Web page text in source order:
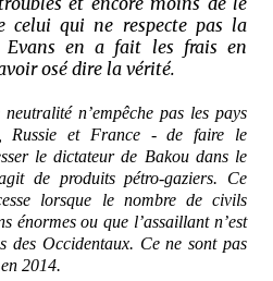
celui qui ne respecte pas la
Evans en a fait les frais en
osé dire la vérité.
n’empêche pas les pays
Russie et France - de faire le
le dictateur de Bakou dans le
de produits pétro-gaziers. Ce
lorsque le nombre de civils
énormes ou que l’assaillant n’est
des Occidentaux. Ce ne sont pas
2014.